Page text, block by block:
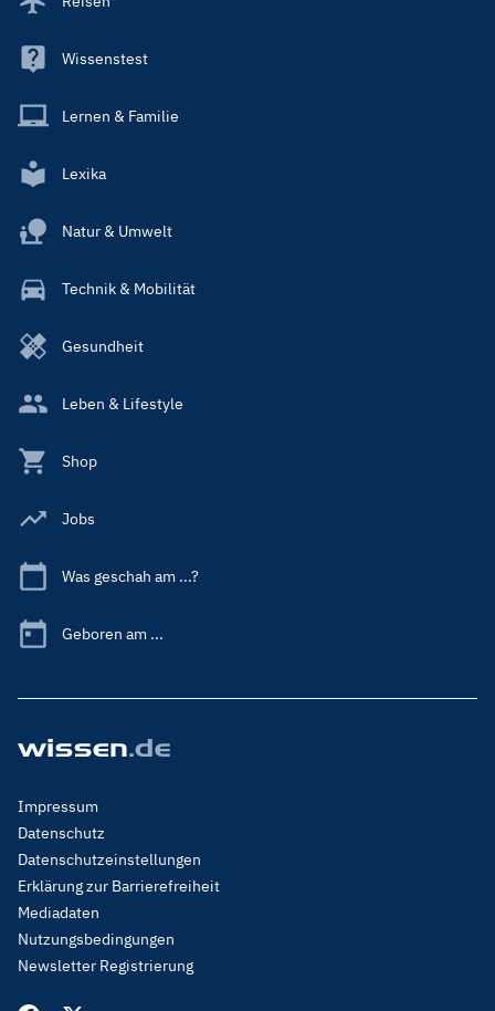
Wissenstest
Lernen & Familie
Lexika
Natur & Umwelt
Technik & Mobilität
Gesundheit
Leben & Lifestyle
Shop
Jobs
Was geschah am ...?
Geboren am ...
Footer
Menu
Legal
Impressum
Datenschutz
Datenschutzeinstellungen
Erklärung zur Barrierefreiheit
Mediadaten
Nutzungsbedingungen
Newsletter Registrierung